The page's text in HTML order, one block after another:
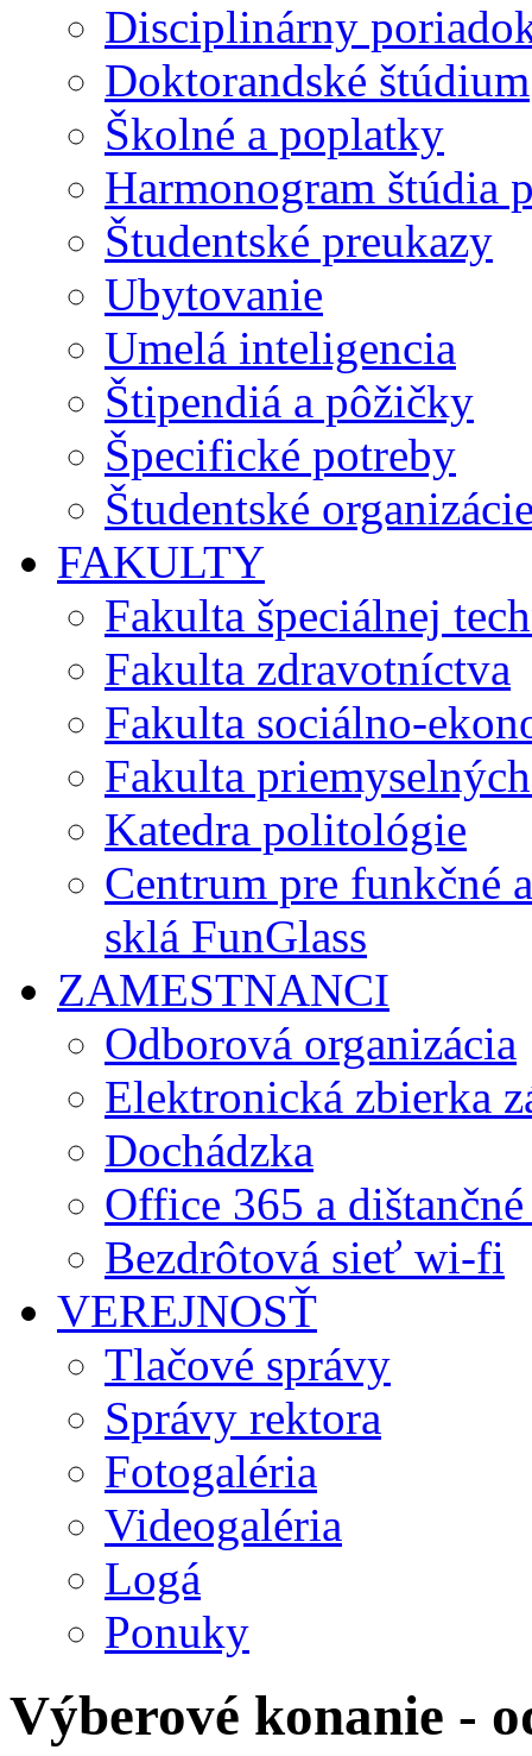
Disciplinárny
Doktorandské štúdium
Školné a poplatky
Harmonogram štúdia
Študentské preukazy
Ubytovanie
Umelá inteligencia
Štipendiá a pôžičky
Špecifické potreby
Študentské
FAKULTY
Fakulta špeciálnej
Fakulta zdravotníctva
Fakulta sociálno-
Fakulta
Katedra politológie
Centrum pre funkčné
sklá FunGlass
ZAMESTNANCI
Odborová organizácia
Elektronická zbierka
Dochádzka
Office 365 a
Bezdrôtová sieť wi-fi
VEREJNOSŤ
Tlačové správy
Správy rektora
Fotogaléria
Videogaléria
Logá
Ponuky
Výberové konanie -